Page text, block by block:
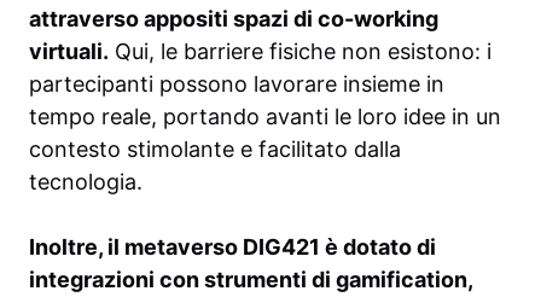
attraverso appositi spazi di co-working
virtuali. Qui, le barriere fisiche non esistono: i
partecipanti possono lavorare insieme in
tempo reale, portando avanti le loro idee in un
contesto stimolante e facilitato dalla
tecnologia.
Inoltre, il metaverso DIG421 è dotato di
integrazioni con strumenti di gamification,